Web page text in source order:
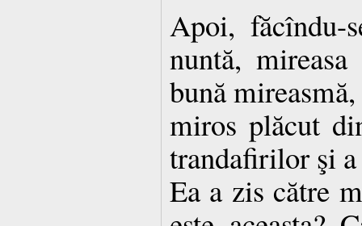
Apoi, făcîndu-
nuntă,
bună
miros plăcut
trandafirilor şi
Ea a zis către